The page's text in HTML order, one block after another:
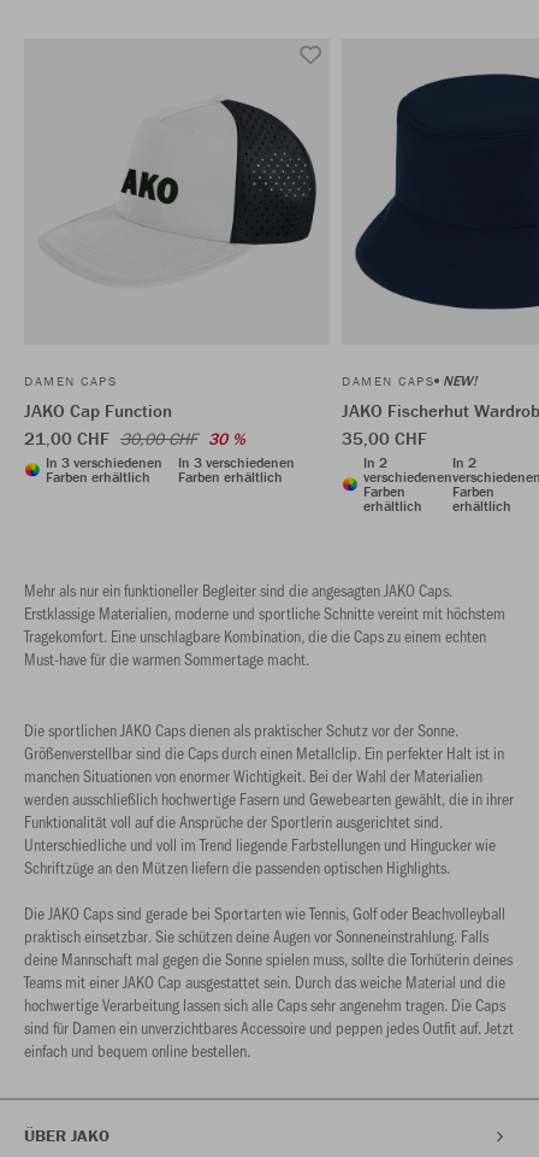
DAMEN CAPS
JAKO Cap Function
21,00 CHF 30,00 CHF 30 %
In 3 verschiedenen
Farben erhältlich
In 3 verschiedenen
Farben erhältlich
DAMEN CAPS NEW!
JAKO Fischerhut
35,00 CHF
In 2
verschiedenen
Farben
erhältlich
In 2
Farben
erhältlich
Mehr als nur ein funktioneller Begleiter sind die angesagten JAKO Caps.
Erstklassige Materialien, moderne und sportliche Schnitte vereint mit höchstem
Tragekomfort. Eine unschlagbare Kombination, die die Caps zu einem echten
Must-have für die warmen Sommertage macht.
Die sportlichen JAKO Caps dienen als praktischer Schutz vor der Sonne.
Größenverstellbar sind die Caps durch einen Metallclip. Ein perfekter Halt ist in
manchen Situationen von enormer Wichtigkeit. Bei der Wahl der Materialien
werden ausschließlich hochwertige Fasern und Gewebearten gewählt, die in ihrer
Funktionalität voll auf die Ansprüche der Sportlerin ausgerichtet sind.
Unterschiedliche und voll im Trend liegende Farbstellungen und Hingucker wie
Schriftzüge an den Mützen liefern die passenden optischen Highlights.
Die JAKO Caps sind gerade bei Sportarten wie Tennis, Golf oder Beachvolleyball
praktisch einsetzbar. Sie schützen deine Augen vor Sonneneinstrahlung. Falls
deine Mannschaft mal gegen die Sonne spielen muss, sollte die Torhüterin deines
Teams mit einer JAKO Cap ausgestattet sein. Durch das weiche Material und die
hochwertige Verarbeitung lassen sich alle Caps sehr angenehm tragen. Die Caps
sind für Damen ein unverzichtbares Accessoire und peppen jedes Outfit auf. Jetzt
einfach und bequem online bestellen.
ÜBER JAKO